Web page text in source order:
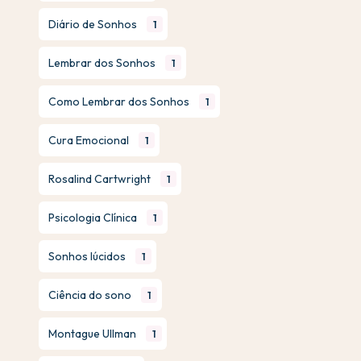
Diário de Sonhos 1
Lembrar dos Sonhos 1
Como Lembrar dos Sonhos 1
Cura Emocional 1
Rosalind Cartwright 1
Psicologia Clínica 1
Sonhos lúcidos 1
Ciência do sono 1
Montague Ullman 1